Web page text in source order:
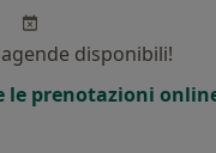
disponibili!
le prenotazioni